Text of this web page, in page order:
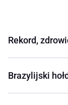
Rekord,
Brazylijski